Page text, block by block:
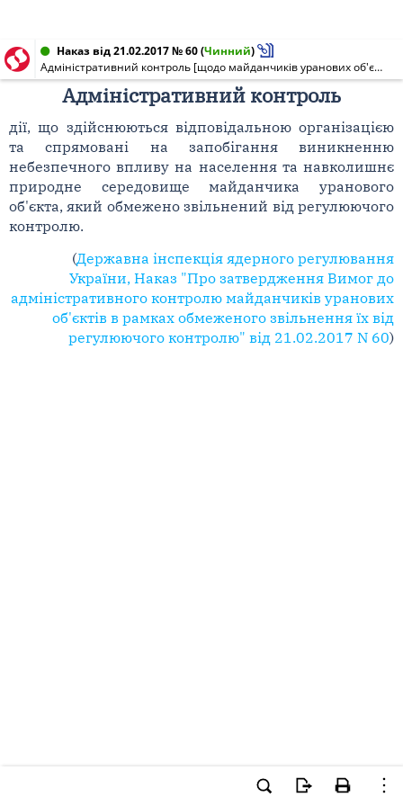
Наказ від 21.02.2017 № 60(Чинний)
Адміністративний контроль [щодо майданчиків уранових об'єктів]